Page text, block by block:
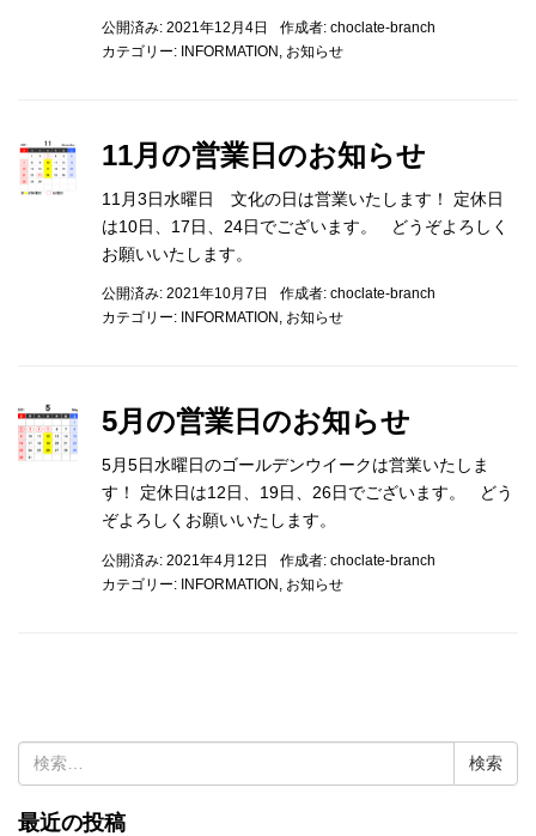
公開済み: 2021年12月4日 作成者: choclate-branch
カテゴリー: INFORMATION お知らせ
11月の営業日のお知らせ
11月3日水曜日 文化の日は営業いたします！ 定休日
は10日、17日、24日でございます。 どうぞよろしく
お願いいたします。
公開済み: 2021年10月7日 作成者: choclate-branch
カテゴリー: INFORMATION , お知らせ
5月の営業日のお知らせ
5月5日水曜日のゴールデンウイークは営業いたしま
す！ 定休日は12日、19日、26日でございます。 どう
ぞよろしくお願いいたします。
公開済み: 2021年4月12日 作成者: choclate-branch
カテゴリー: INFORMATION お知らせ
索:
最近の投稿